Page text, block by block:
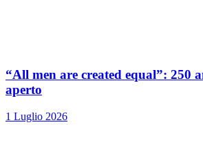
“All men are created equal”: 250
aperto
1 Luglio 2026